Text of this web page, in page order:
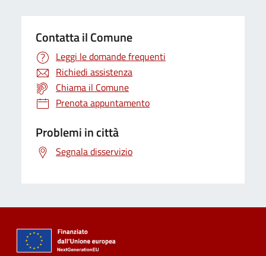
Contatta il Comune
Leggi le domande frequenti
Richiedi assistenza
Chiama il Comune
Prenota appuntamento
Problemi in città
Segnala disservizio